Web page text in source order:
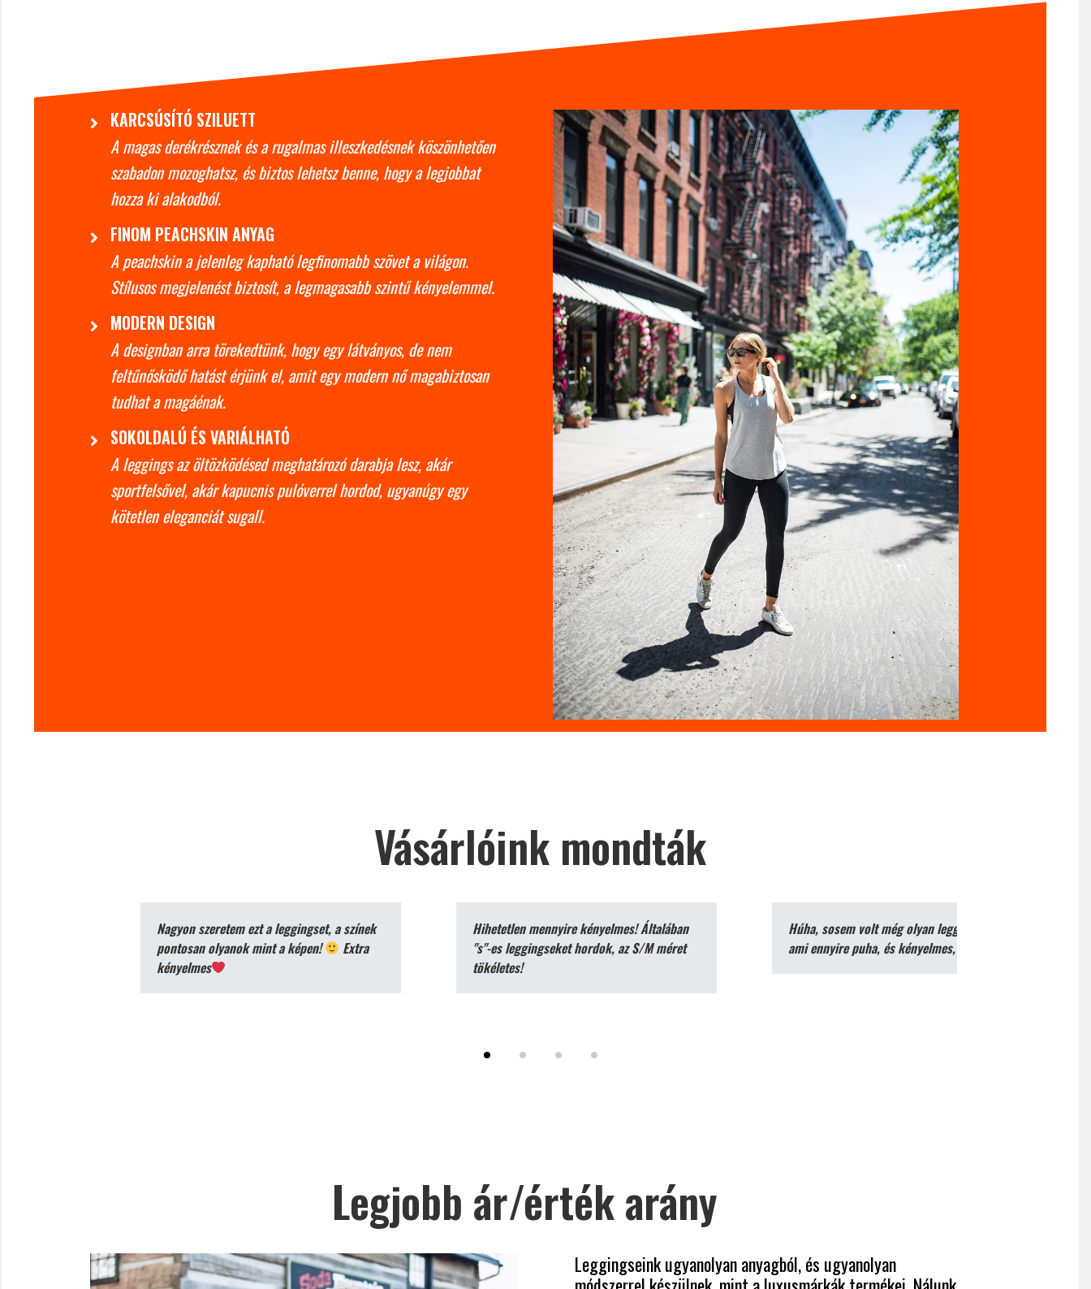
KARCSÚSÍTÓ SZILUETT
A magas derékrésznek és a rugalmas illeszkedésnek köszönhetően
szabadon mozoghatsz, és biztos lehetsz benne, hogy a legjobbat
hozza ki alakodból.
FINOM PEACHSKIN ANYAG
A peachskin a jelenleg kapható legfinomabb szövet a világon.
Stílusos megjelenést biztosít, a legmagasabb szintű kényelemmel.
MODERN DESIGN
A designban arra törekedtünk, hogy egy látványos, de nem
feltűnősködő hatást érjünk el, amit egy modern nő magabiztosan
tudhat a magáénak.
SOKOLDALÚ ÉS VARIÁLHATÓ
A leggings az öltözködésed meghatározó darabja lesz, akár
sportfelsővel, akár kapucnis pulóverrel hordod, ugyanúgy egy
kötetlen eleganciát sugall.
Vásárlóink mondták
Nagyon szeretem ezt a leggingset, a színek
pontosan olyanok mint a képen!
Extra
kényelmes
Hihetetlen mennyire kényelmes! Általában
"s"-es leggingseket hordok, az S/M méret
tökéletes!
Húha, sosem volt még olyan leggingsem
ami ennyire puha, és kényelmes, köszönöm!
Legjobb ár/érték arány
Leggingseink ugyanolyan anyagból, és ugyanolyan